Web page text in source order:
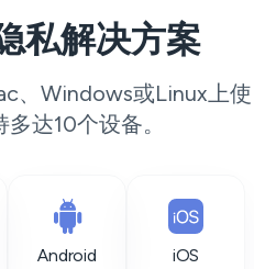
私解决方案
、Windows或Linux上使
达10个设备。
Android iOS